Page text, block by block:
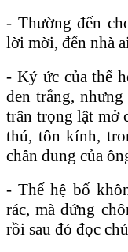
- Thường đến
lời mời, đến nhà
- Ký ức của thế
đen trắng,
trân trọng lật mở
thú, tôn kính,
chân dung của
- Thế hệ bố
rác, mà đứng
rồi sau đó đọc